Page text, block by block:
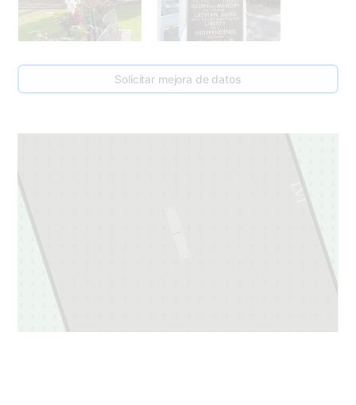
Solicitar mejora de datos
LV1